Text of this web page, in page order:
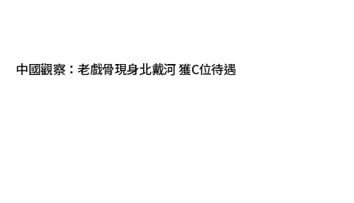
中國觀察：老戲骨現身北戴河 獲C位待遇